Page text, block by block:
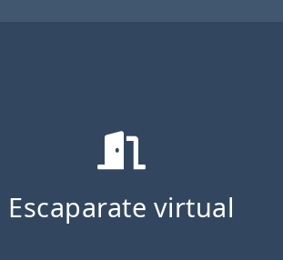
Escaparate virtual